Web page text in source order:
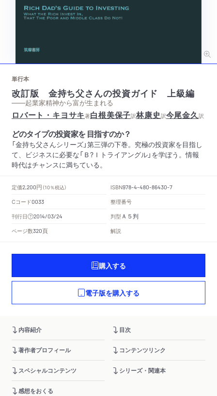
単行本
改訂版 金持ち父さんの投資ガイド 上級編
——起業家精神から富が生まれる
ロバート・キヨサキ著白根美保子訳林康史訳今尾金久訳
どのタイプの投資家を 目指すのか？
「金持ち父さんシリーズ」第三弾の下巻。究極の投資家を目指し
て、ビジネスに必要な「Ｂ?Ｉトライアングル」を学ぼう。情報
時代はチャンスに満ちている。
定価2,200円 （10％税込） ISBN978-4-480-86430-7
Cコード0033
整理番号
刊行日
2014/03/24 判型 Ａ５判
ページ数320頁 解説
購入する
電子版を購入する
内容紹介 目次
著作者プロフィール コンテンツリンク
スペシャルコンテンツ シリーズ・関連本
感想をおくる